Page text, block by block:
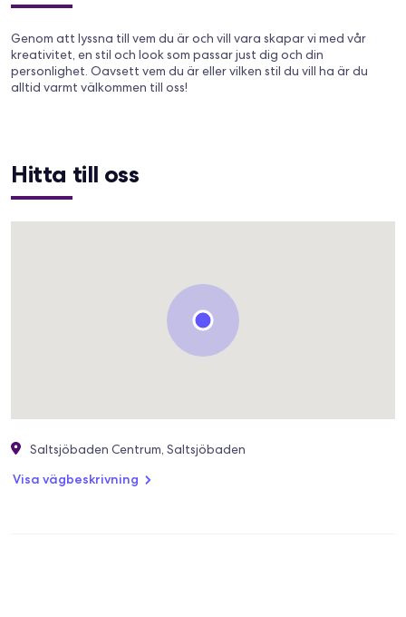
Genom att lyssna till vem du är och vill vara skapar vi med vår
kreativitet, en stil och look som passar just dig och din
personlighet. Oavsett vem du är eller vilken stil du vill ha är du
alltid varmt välkommen till oss!
Hitta till oss
Saltsjöbaden Centrum, Saltsjöbaden
Visa vägbeskrivning